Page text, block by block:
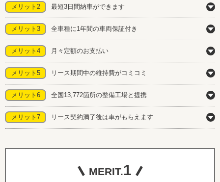
メリット2 最短3日間納車ができます
メリット3 全車種に1年間の車両保証付き
メリット4 月々定額のお支払い
メリット5 リース期間中の維持費がコミコミ
メリット6 全国13,772箇所の整備工場と提携
メリット7 リース契約満了後は車がもらえます
MERIT.1